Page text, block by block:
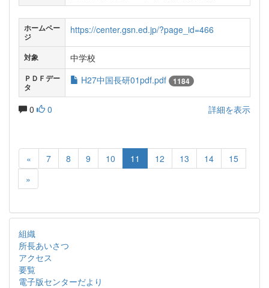
ホームペー
ジ
https://center.gsn.ed.jp/?page_id=466
対象 中学校
ＰＤＦデー
タ
H27中国長研01pdf.pdf 1184
0 0 詳細を表示
« 7 8 9 10 11 12 13 14
15
»
組織
所長あいさつ
アクセス
要覧
電子版センターだより